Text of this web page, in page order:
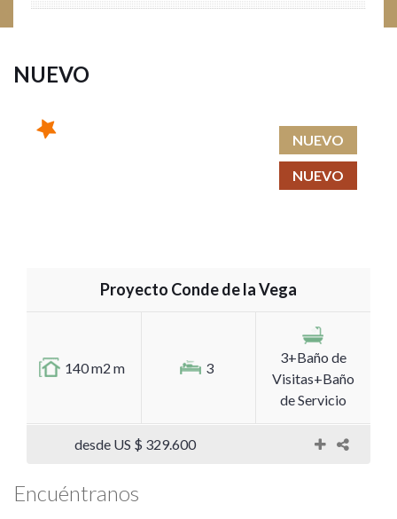
NUEVO
NUEVO
NUEVO
Proyecto Conde de la Vega
140 m2 m 3
3+Baño de
Visitas+Baño
de Servicio
desde US $ 329.600
Encuéntranos